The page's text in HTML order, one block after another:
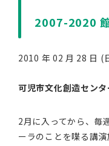
2007-2020
2010 年 02 月 28 日 (
可児市文化創造セン
2月に入ってから、毎
ーラのことを喋る講